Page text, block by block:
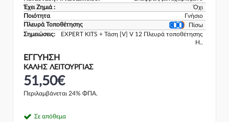
Έχει Ζημιά :
Όχι
Ποιότητα
Γνήσιο
Πλευρά Τοποθέτησης
Πίσω
Σημειώσεις:
EXPERT KITS + Τάση [V] V 12 Πλευρά τοποθέτησης
H..
ΕΓΓΎΗΣΗ
ΚΑΛΗΣ ΛΕΙΤΟΥΡΓΙΑΣ
51,50€
Περιλαμβάνεται 24% ΦΠΑ.
Σε απόθεμα